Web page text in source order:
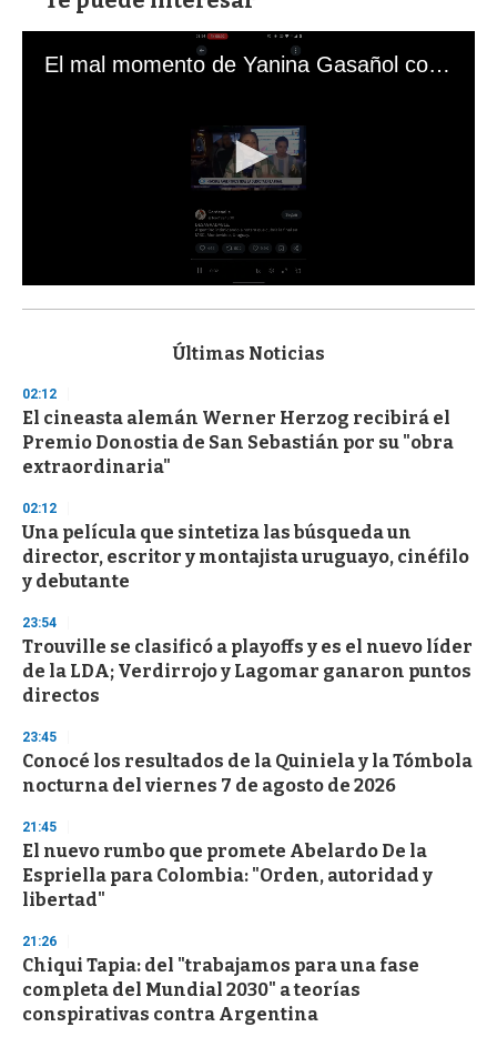
El mal momento de Yanina Gasañol con un hincha argentino en "Subrayado"
s
d
s
o
f
3
s
e
c
o
n
d
Últimas Noticias
02:12
El cineasta alemán Werner Herzog recibirá el
Premio Donostia de San Sebastián por su "obra
extraordinaria"
02:12
Una película que sintetiza las búsqueda un
director, escritor y montajista uruguayo, cinéfilo
y debutante
23:54
Trouville se clasificó a playoffs y es el nuevo líder
de la LDA; Verdirrojo y Lagomar ganaron puntos
directos
23:45
Conocé los resultados de la Quiniela y la Tómbola
nocturna del viernes 7 de agosto de 2026
21:45
El nuevo rumbo que promete Abelardo De la
Espriella para Colombia: "Orden, autoridad y
libertad"
21:26
Chiqui Tapia: del "trabajamos para una fase
completa del Mundial 2030" a teorías
conspirativas contra Argentina